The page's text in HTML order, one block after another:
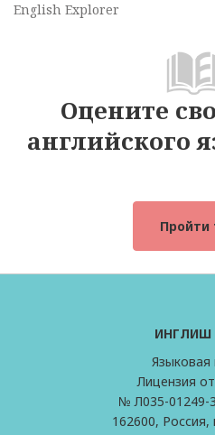
English Explorer
Оцените
английского
Пройти
ИНГЛИШ
Языковая
Лицензия
№ Л035-01249-
162600, Россия,